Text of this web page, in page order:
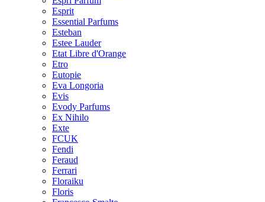
Esprit
Essential Parfums
Esteban
Estee Lauder
Etat Libre d'Orange
Etro
Eutopie
Eva Longoria
Evis
Evody Parfums
Ex Nihilo
Exte
FCUK
Fendi
Feraud
Ferrari
Floraiku
Floris